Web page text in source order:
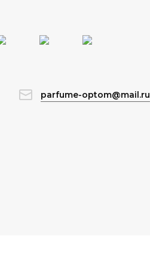
parfume-optom@mail.ru